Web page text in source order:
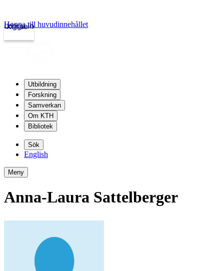
kth.se
Logga in
Hoppa till huvudinnehållet
Utbildning
Forskning
Samverkan
Om KTH
Bibliotek
Sök
English
Meny
Anna-Laura Sattelberger